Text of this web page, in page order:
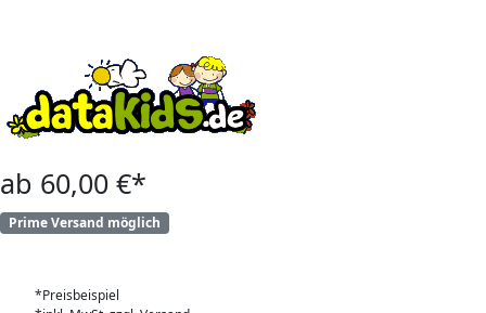
ab 60,00 €*
Prime Versand möglich
*Preisbeispiel